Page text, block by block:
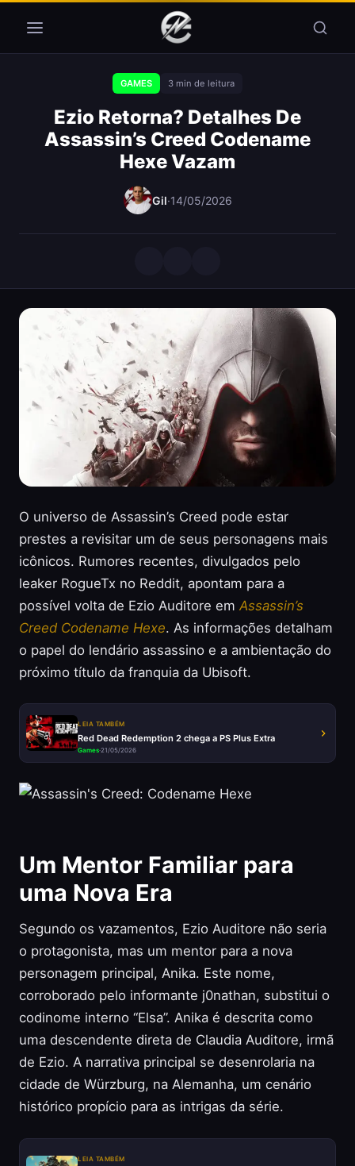
GAMES 3 min de leitura
Ezio Retorna? Detalhes De
Assassin’s Creed Codename
Hexe Vazam
Gil·14/05/2026
O universo de Assassin’s Creed pode estar
prestes a revisitar um de seus personagens mais
icônicos. Rumores recentes, divulgados pelo
leaker RogueTx no Reddit, apontam para a
possível volta de Ezio Auditore em Assassin’s
Creed Codename Hexe. As informações detalham
o papel do lendário assassino e a ambientação do
próximo título da franquia da Ubisoft.
LEIA TAMBÉM
Red Dead Redemption 2 chega a PS Plus Extra
Games·21/05/2026
Um Mentor Familiar para
uma Nova Era
Segundo os vazamentos, Ezio Auditore não seria
o protagonista, mas um mentor para a nova
personagem principal, Anika. Este nome,
corroborado pelo informante j0nathan, substitui o
codinome interno “Elsa”. Anika é descrita como
uma descendente direta de Claudia Auditore, irmã
de Ezio. A narrativa principal se desenrolaria na
cidade de Würzburg, na Alemanha, um cenário
histórico propício para as intrigas da série.
LEIA TAMBÉM